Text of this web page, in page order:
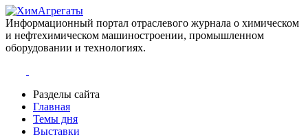
Информационный портал отраслевого журнала о химическом
и нефтехимическом машиностроении, промышленном
оборудовании и технологиях.
Разделы сайта
Главная
Темы дня
Выставки